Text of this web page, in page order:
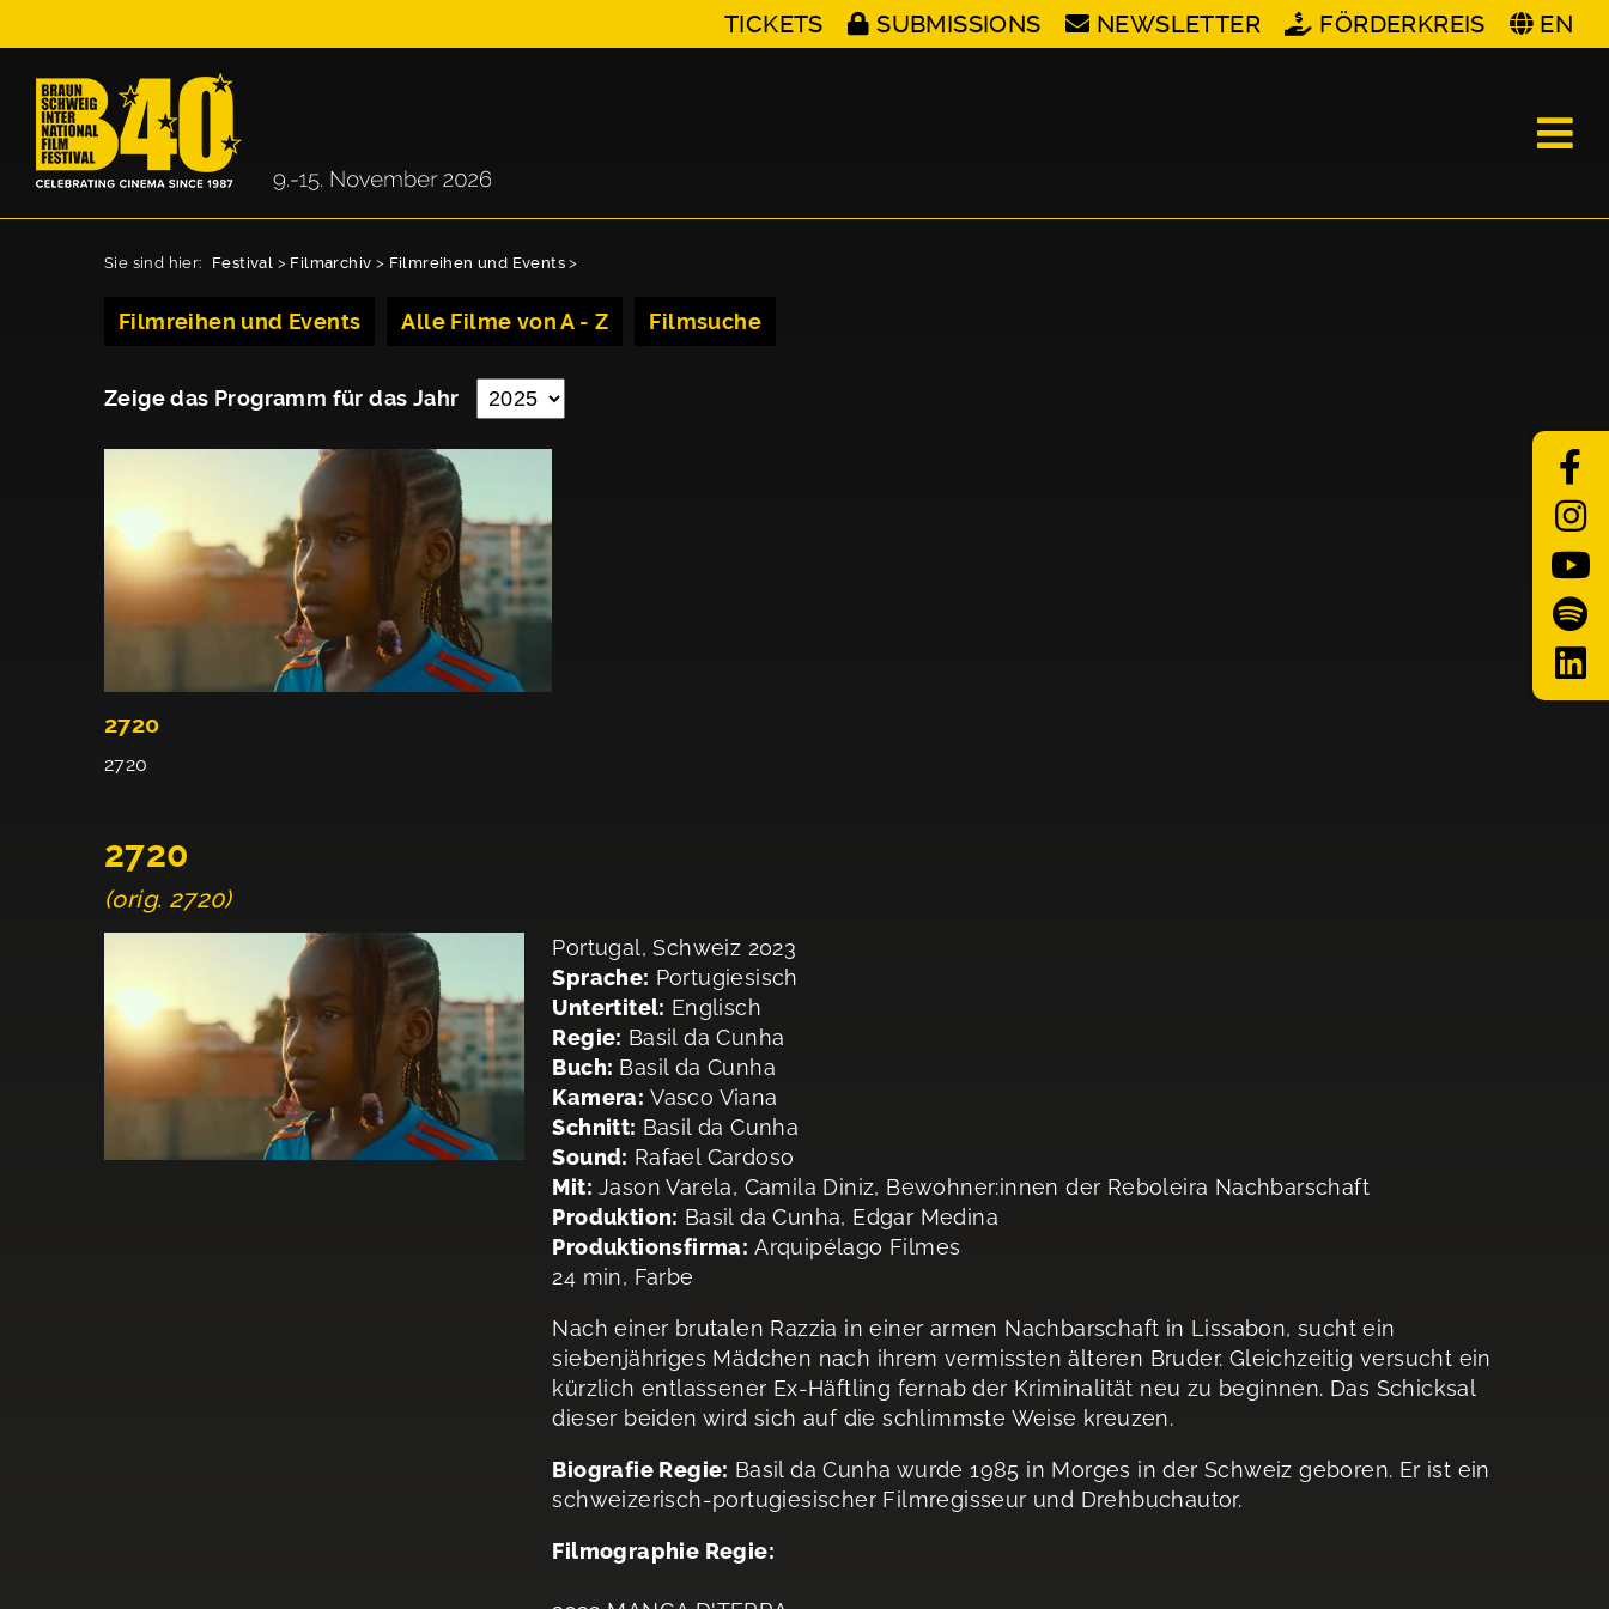
TICKETS SUBMISSIONS NEWSLETTER FÖRDERKREIS EN
Sie sind hier: Festival > Filmarchiv > Filmreihen und Events >
Filmreihen und Events Alle Filme von A - Z Filmsuche
Zeige das Programm für das Jahr
2720
2720
2720
(orig. 2720)
Portugal, Schweiz 2023
Sprache: Portugiesisch
Untertitel: Englisch
Regie: Basil da Cunha
Buch: Basil da Cunha
Kamera: Vasco Viana
Schnitt: Basil da Cunha
Sound: Rafael Cardoso
Mit: Jason Varela, Camila Diniz, Bewohner:innen der Reboleira Nachbarschaft
Produktion: Basil da Cunha, Edgar Medina
Produktionsfirma: Arquipélago Filmes
24 min, Farbe
Nach einer brutalen Razzia in einer armen Nachbarschaft in Lissabon, sucht ein
siebenjähriges Mädchen nach ihrem vermissten älteren Bruder. Gleichzeitig versucht ein
kürzlich entlassener Ex-Häftling fernab der Kriminalität neu zu beginnen. Das Schicksal
dieser beiden wird sich auf die schlimmste Weise kreuzen.
Biografie Regie: Basil da Cunha wurde 1985 in Morges in der Schweiz geboren. Er ist ein
schweizerisch-portugiesischer Filmregisseur und Drehbuchautor.
Filmographie Regie: